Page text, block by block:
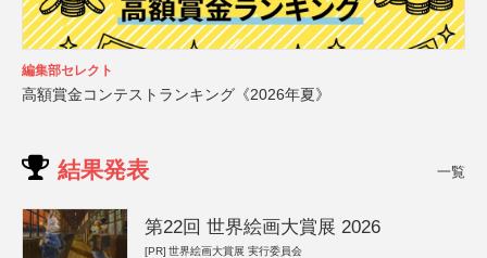
編集部セレクト
高額賞金コンテストランキング《2026年夏》
結果発表 一覧
第22回 世界絵画大賞展 2026
[PR] 世界絵画大賞展 実行委員会